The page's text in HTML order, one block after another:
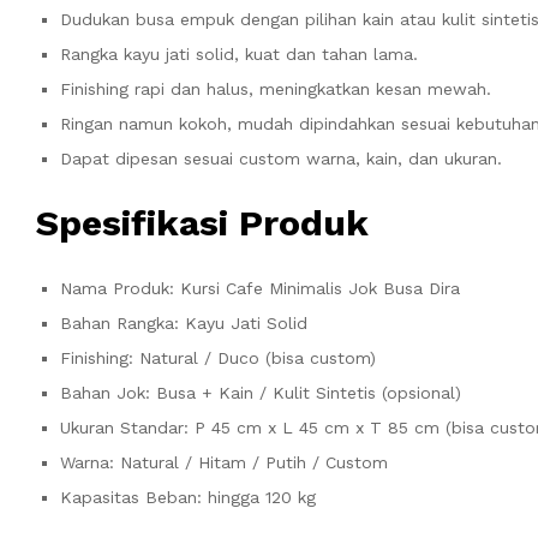
Dudukan busa empuk dengan pilihan kain atau kulit
Rangka kayu jati solid, kuat dan tahan lama.
Finishing rapi dan halus, meningkatkan kesan mewah.
Ringan namun kokoh, mudah dipindahkan sesuai
Dapat dipesan sesuai custom warna, kain, dan ukuran.
Spesifikasi Produk
Nama Produk: Kursi Cafe Minimalis Jok Busa Dira
Bahan Rangka: Kayu Jati Solid
Finishing: Natural / Duco (bisa custom)
Bahan Jok: Busa + Kain / Kulit Sintetis (opsional)
Ukuran Standar: P 45 cm x L 45 cm x T 85 cm (bisa
Warna: Natural / Hitam / Putih / Custom
Kapasitas Beban: hingga 120 kg